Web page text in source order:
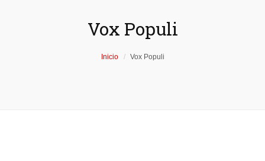
Vox Populi
Inicio Vox Populi